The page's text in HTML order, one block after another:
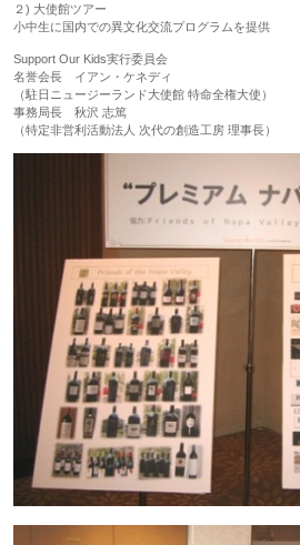
２) 大使館ツアー
小中生に国内での異文化交流プログラムを提供
Support Our Kids実行委員会
名誉会長 イアン・ケネディ
（駐日ニュージーランド大使館 特命全権大使）
事務局長 秋沢 志篤
（特定非営利活動法人 次代の創造工房 理事長）